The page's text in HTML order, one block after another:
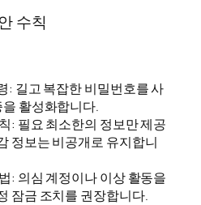
수칙
: 길고 복잡한 비밀번호를 사
활성화합니다.
: 필요 최소한의 정보만 제공
정보는 비공개로 유지합니
: 의심 계정이나 이상 활동을
잠금 조치를 권장합니다.